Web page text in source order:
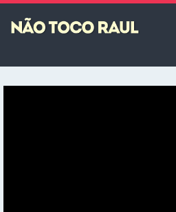
Equipe